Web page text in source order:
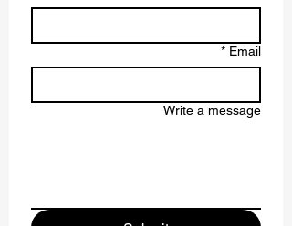
Email
*
Write a message